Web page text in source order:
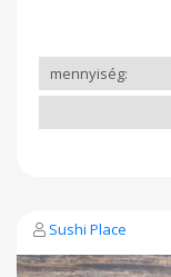
Sushi Place